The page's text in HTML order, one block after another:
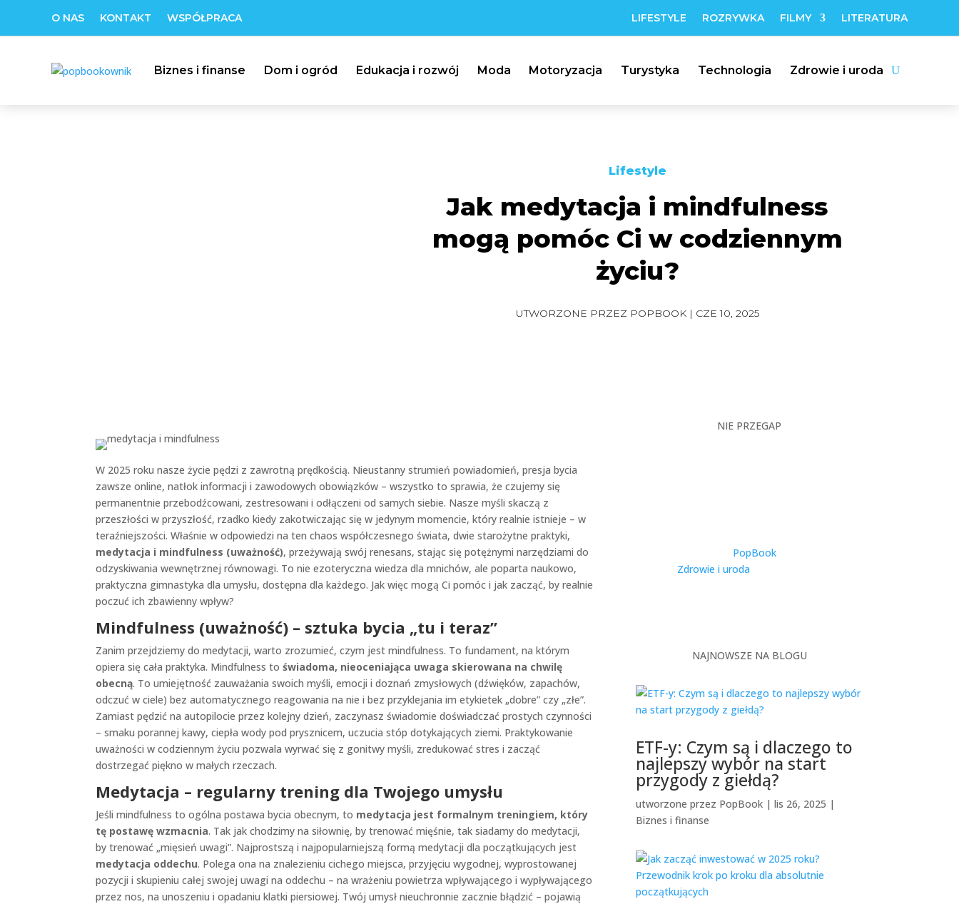
O NAS KONTAKT WSPÓŁPRACA LIFESTYLE ROZRYWKA FILMY LITERATURA
Biznes i finanse Dom i ogród Edukacja i rozwój Moda Motoryzacja Turystyka Technologia Zdrowie i uroda
Lifestyle
Jak medytacja i mindfulness
mogą pomóc Ci w codziennym
życiu?
UTWORZONE PRZEZ POPBOOK| CZE 10, 2025
W 2025 roku nasze życie pędzi z zawrotną prędkością. Nieustanny strumień powiadomień, presja bycia
zawsze online, natłok informacji i zawodowych obowiązków – wszystko to sprawia, że czujemy się
permanentnie przebodźcowani, zestresowani i odłączeni od samych siebie. Nasze myśli skaczą z
przeszłości w przyszłość, rzadko kiedy zakotwiczając się w jedynym momencie, który realnie istnieje – w
teraźniejszości. Właśnie w odpowiedzi na ten chaos współczesnego świata, dwie starożytne praktyki,
medytacja i mindfulness (uważność), przeżywają swój renesans, stając się potężnymi narzędziami do
odzyskiwania wewnętrznej równowagi. To nie ezoteryczna wiedza dla mnichów, ale poparta naukowo,
praktyczna gimnastyka dla umysłu, dostępna dla każdego. Jak więc mogą Ci pomóc i jak zacząć, by realnie
poczuć ich zbawienny wpływ?
Mindfulness (uważność) – sztuka bycia „tu i teraz”
Zanim przejdziemy do medytacji, warto zrozumieć, czym jest mindfulness. To fundament, na którym
opiera się cała praktyka. Mindfulness toświadoma, nieoceniająca uwaga skierowana na chwilę
obecną. To umiejętność zauważania swoich myśli, emocji i doznań zmysłowych (dźwięków, zapachów,
odczuć w ciele) bez automatycznego reagowania na nie i bez przyklejania im etykietek „dobre” czy „złe”.
Zamiast pędzić na autopilocie przez kolejny dzień, zaczynasz świadomie doświadczać prostych czynności
– smaku porannej kawy, ciepła wody pod prysznicem, uczucia stóp dotykających ziemi. Praktykowanie
uważności w codziennym życiu pozwala wyrwać się z gonitwy myśli, zredukować stres i zacząć
dostrzegać piękno w małych rzeczach.
Medytacja – regularny trening dla Twojego umysłu
Jeśli mindfulness to ogólna postawa bycia obecnym, to medytacja jest formalnym treningiem, który
tę postawę wzmacnia. Tak jak chodzimy na siłownię, by trenować mięśnie, tak siadamy do medytacji,
by trenować „mięsień uwagi”. Najprostszą i najpopularniejszą formą medytacji dla początkujących jest
medytacja oddechu. Polega ona na znalezieniu cichego miejsca, przyjęciu wygodnej, wyprostowanej
pozycji i skupieniu całej swojej uwagi na oddechu – na wrażeniu powietrza wpływającego i wypływającego
przez nos, na unoszeniu i opadaniu klatki piersiowej. Twój umysł nieuchronnie zacznie błądzić – pojawią
NIE PRZEGAP
PopBook
Zdrowie i uroda
NAJNOWSZE NA BLOGU
ETF-y: Czym są i dlaczego to
najlepszy wybór na start
przygody z giełdą?
utworzone przez PopBook| lis 26, 2025 |
Biznes i finanse